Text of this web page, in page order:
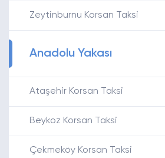
Zeytinburnu Korsan Taksi
Anadolu Yakası
Ataşehir Korsan Taksi
Beykoz Korsan Taksi
Çekmeköy Korsan Taksi